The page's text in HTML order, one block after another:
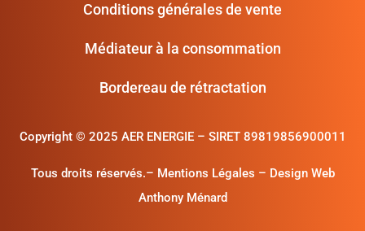
Conditions générales de vente
Médiateur à la consommation
Bordereau de rétractation
Copyright © 2025 AER ENERGIE – SIRET 89819856900011
Tous droits réservés.– Mentions Légales – Design Web
Anthony Ménard